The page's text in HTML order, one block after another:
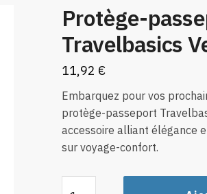
Protège-
Travelbasics
11,92 €
Embarquez pour vos
protège-passeport
accessoire alliant élégance
sur voyage-confort.